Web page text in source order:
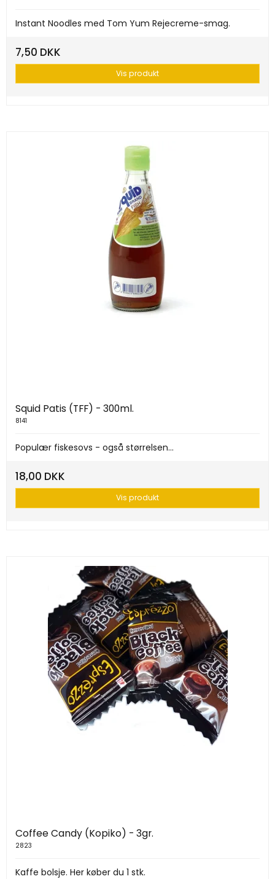
Instant Noodles med Tom Yum Rejecreme-smag.
7,50 DKK
Vis produkt
Squid Patis (TFF) - 300ml.
8141
Populær fiskesovs - også størrelsen...
18,00 DKK
Vis produkt
Coffee Candy (Kopiko) - 3gr.
2823
Kaffe bolsje. Her køber du 1 stk.